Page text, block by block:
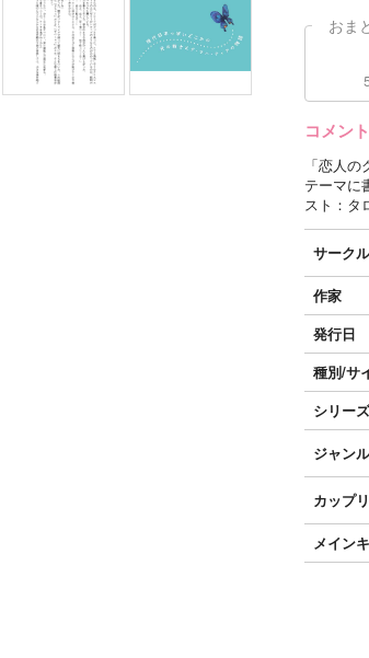
おま
コメント
「恋人
テーマに
スト：タ
サーク
作家
発行日
種別/サ
シリー
ジャン
カップ
メイン